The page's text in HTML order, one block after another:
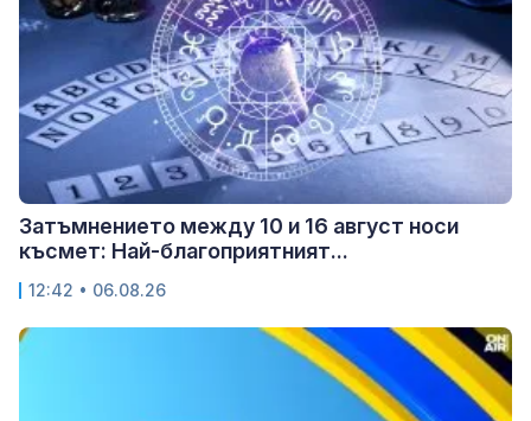
Затъмнението между 10 и 16 август носи
късмет: Най-благоприятният...
12:42 • 06.08.26